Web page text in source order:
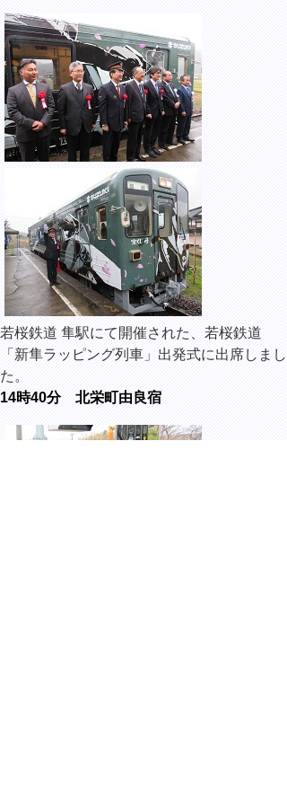
若桜鉄道 隼駅にて開催された、若桜鉄道
「新隼ラッピング列車」出発式に出席しまし
た。
14時40分 北栄町由良宿